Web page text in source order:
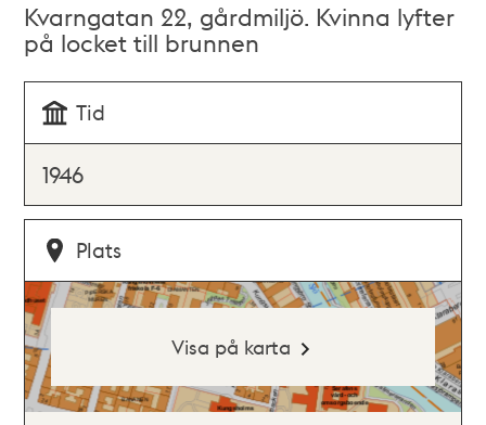
Kvarngatan 22, gårdmiljö. Kvinna lyfter
på locket till brunnen
Tid
1946
Plats
Visa på karta